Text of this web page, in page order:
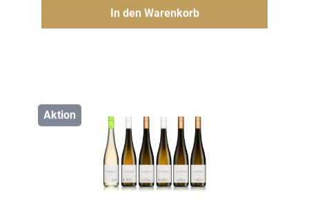
In den Warenkorb
Hinzufügen
Aktion